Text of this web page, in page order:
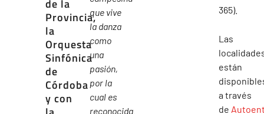
de la
Provincia,
la
Orquesta
Sinfónica
de
Córdoba
y con
que vive
la danza
como
una
pasión,
por la
cual es
reconocida.
365).
Las
están
a través
de